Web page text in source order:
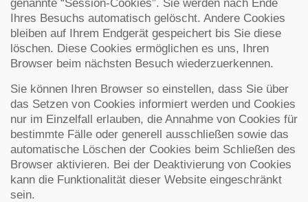
genannte “Session-Cookies”. Sie werden nach Ende
Ihres Besuchs automatisch gelöscht. Andere Cookies
bleiben auf Ihrem Endgerät gespeichert bis Sie diese
löschen. Diese Cookies ermöglichen es uns, Ihren
Browser beim nächsten Besuch wiederzuerkennen.
Sie können Ihren Browser so einstellen, dass Sie über
das Setzen von Cookies informiert werden und Cookies
nur im Einzelfall erlauben, die Annahme von Cookies für
bestimmte Fälle oder generell ausschließen sowie das
automatische Löschen der Cookies beim Schließen des
Browser aktivieren. Bei der Deaktivierung von Cookies
kann die Funktionalität dieser Website eingeschränkt
sein.